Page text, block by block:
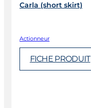
Carla (short skirt)
Actionneur
FICHE PRODUIT